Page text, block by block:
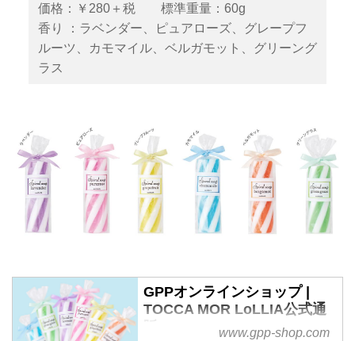
価格：￥280＋税 標準重量：60g
香り ：ラベンダー、ピュアローズ、グレープフ
ルーツ、カモマイル、ベルガモット、グリーング
ラス
GPPオンラインショップ |
TOCCA MOR LoLLIA公式通
www.gpp-shop.com